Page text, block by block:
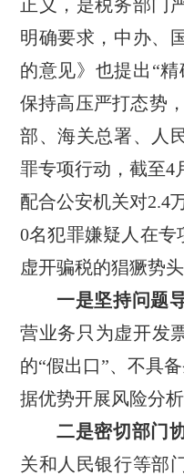
正义，是税务部门
明确要求，中办、
的意见》也提出“
保持高压严打态势
部、海关总署、人
罪专项行动，截至4
配合公安机关对2.4
0名犯罪嫌疑人在
虚开骗税的猖獗势
一是坚持问题
营业务只为虚开发
的“假出口”、不具
据优势开展风险分
二是密切部门
关和人民银行等部